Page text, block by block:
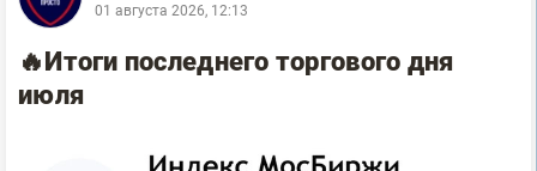
01 августа 2026, 12:13
🔥Итоги последнего торгового дня
июля